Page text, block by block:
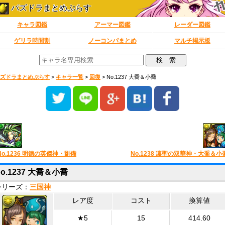
パズドラまとめぷらす
キャラ図鑑 アーマー図鑑 レーダー図鑑
ゲリラ時間割 ノーコンパまとめ マルチ掲示板
ドラまとめぷらす > キャラ一覧 > 回復 > No.1237 大喬＆小喬
明徳の英傑神・劉備 No.1238 凛聖の双華神・大喬＆小
大喬＆小喬
ーズ： 三国神
レア度 コスト 換算値
★5 15 414.60